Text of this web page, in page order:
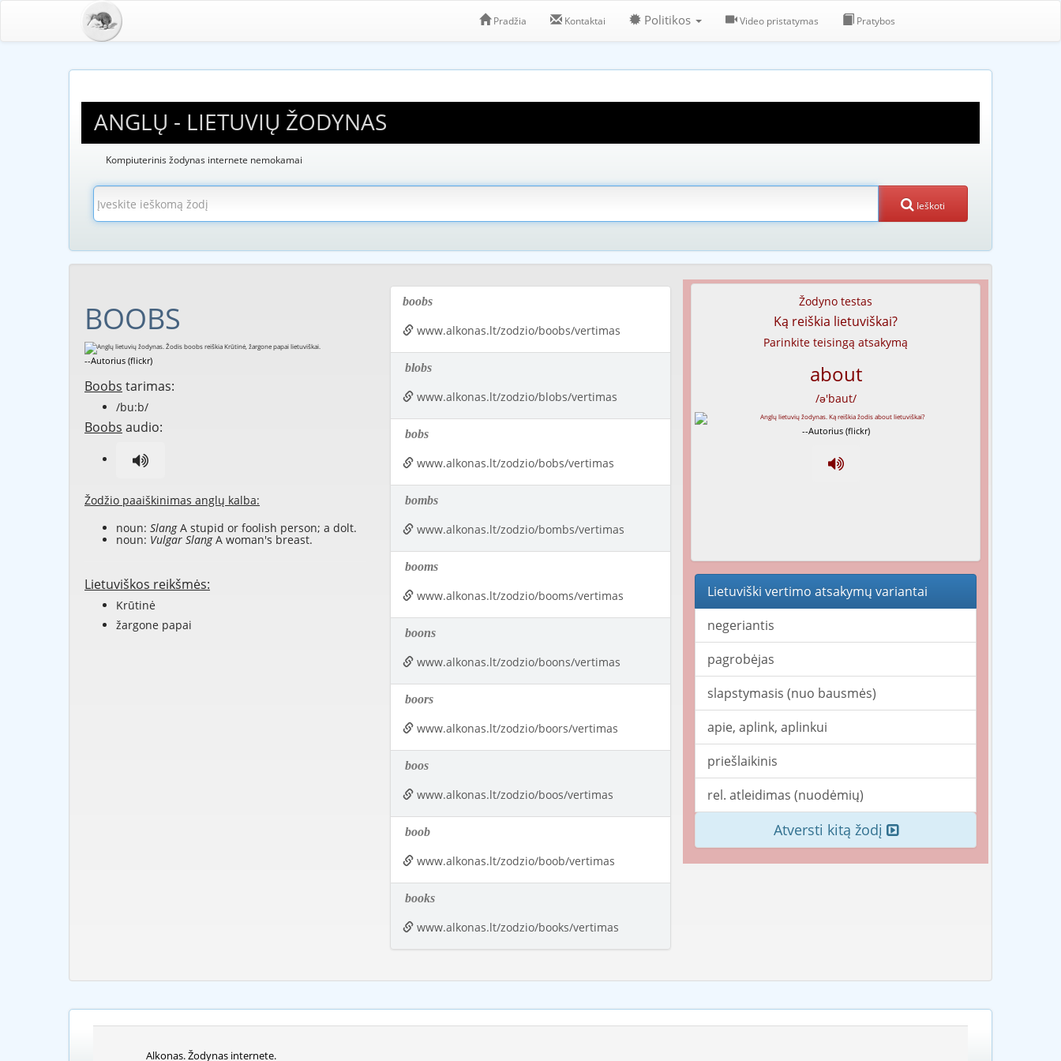
Pradžia Kontaktai Politikos Video pristatymas Pratybos
ANGLŲ - LIETUVIŲ ŽODYNAS
Kompiuterinis žodynas internete nemokamai
Ieškoti
BOOBS
--Autorius (flickr)
Boobs tarimas:
/bu:b/
Boobs audio:
Žodžio paaiškinimas anglų kalba:
noun: SlangA stupid or foolish person; a dolt.
noun: Vulgar SlangA woman's breast.
Lietuviškos reikšmės:
Krūtinė
žargone papai
boobs
www.alkonas.lt/zodzio/boobs/vertimas
blobs
www.alkonas.lt/zodzio/blobs/vertimas
bobs
www.alkonas.lt/zodzio/bobs/vertimas
bombs
www.alkonas.lt/zodzio/bombs/vertimas
booms
www.alkonas.lt/zodzio/booms/vertimas
boons
www.alkonas.lt/zodzio/boons/vertimas
boors
www.alkonas.lt/zodzio/boors/vertimas
boos
www.alkonas.lt/zodzio/boos/vertimas
boob
www.alkonas.lt/zodzio/boob/vertimas
books
www.alkonas.lt/zodzio/books/vertimas
Žodyno testas
Ką reiškia lietuviškai?
Parinkite teisingą atsakymą
about
/ə'baut/
--Autorius (flickr)
Lietuviški vertimo atsakymų variantai
negeriantis
pagrobėjas
slapstymasis (nuo bausmės)
apie, aplink, aplinkui
priešlaikinis
rel. atleidimas (nuodėmių)
Atversti kitą žodį
Alkonas. Žodynas internete.